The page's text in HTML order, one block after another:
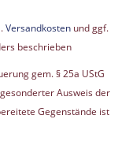
Versandkosten und ggf.
beschrieben
gem. § 25a UStG
Ausweis der
Gegenstände ist